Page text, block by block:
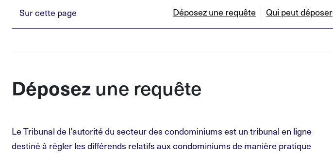
Sur cette page Déposez une requête Qui peut déposer
Déposezune requête
Le Tribunal de l’autorité du secteur des condominiums est un tribunal en ligne
destiné à régler les différends relatifs aux condominiums de manière pratique